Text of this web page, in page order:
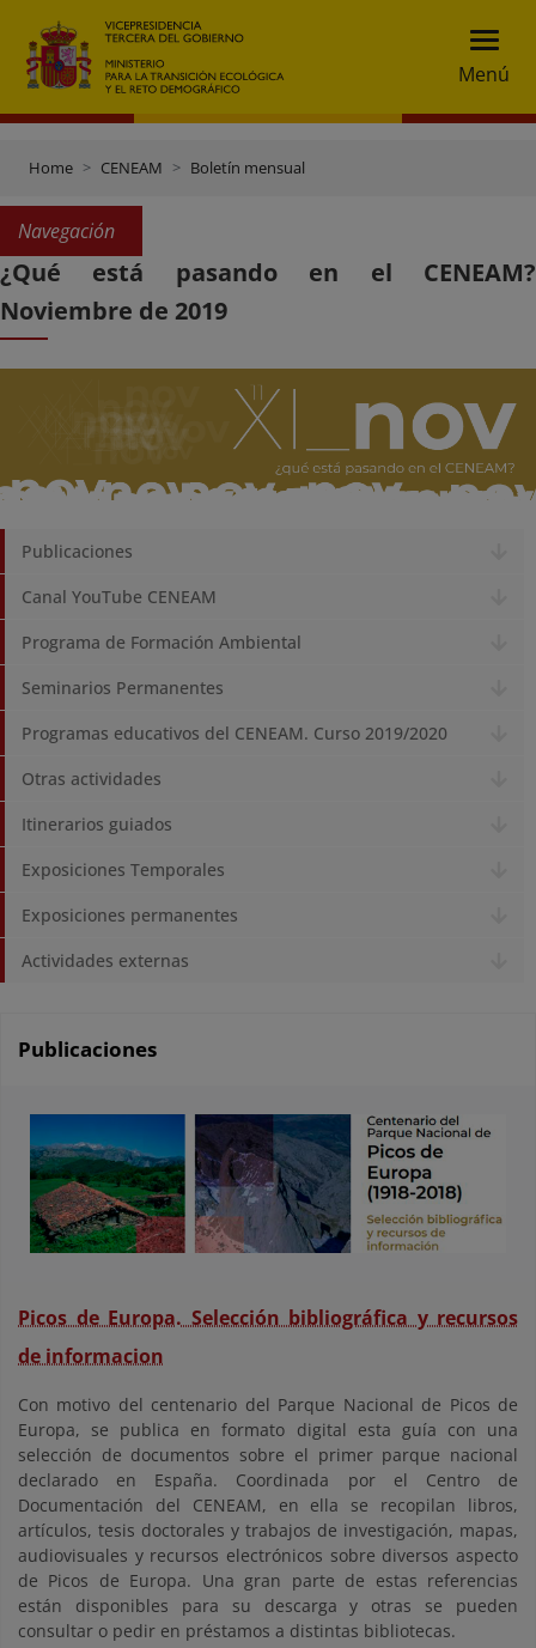
Menú
Home CENEAM Boletín mensual
Navegación
¿Qué está pasando en el CENEAM?
Noviembre de 2019
Publicaciones
Canal YouTube CENEAM
Programa de Formación Ambiental
Seminarios Permanentes
Programas educativos del CENEAM. Curso 2019/2020
Otras actividades
Itinerarios guiados
Exposiciones Temporales
Exposiciones permanentes
Actividades externas
Publicaciones
Picos de Europa. Selección bibliográfica y recursos
de informacion
Con motivo del centenario del Parque Nacional de Picos de
Europa, se publica en formato digital esta guía con una
selección de documentos sobre el primer parque nacional
declarado en España. Coordinada por el Centro de
Documentación del CENEAM, en ella se recopilan libros,
artículos, tesis doctorales y trabajos de investigación, mapas,
audiovisuales y recursos electrónicos sobre diversos aspecto
de Picos de Europa. Una gran parte de estas referencias
están disponibles para su descarga y otras se pueden
consultar o pedir en préstamos a distintas bibliotecas.